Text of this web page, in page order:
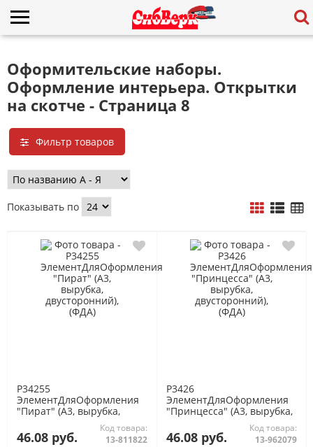
Оформительские наборы.
Оформление интерьера. Открытки
на скотче - Страница 8
Фильтр товаров
Показывать по
P34255
ЭлементДляОформления
"Пират" (А3, вырубка,
двусторонний), (ФДА)
46.08 руб.
Код товара:
13-811822
P3426
ЭлементДляОформления
"Принцесса" (А3, вырубка,
двусторонний), (ФДА)
46.08 руб.
Код товара:
13-962079